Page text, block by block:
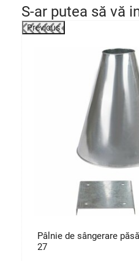
S-ar putea să vă
Previous
Pâlnie de sângerare
27